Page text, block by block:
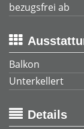
bezugsfrei ab
Balkon
Unterkellert
Details